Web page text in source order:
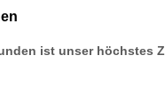
ist unser höchstes